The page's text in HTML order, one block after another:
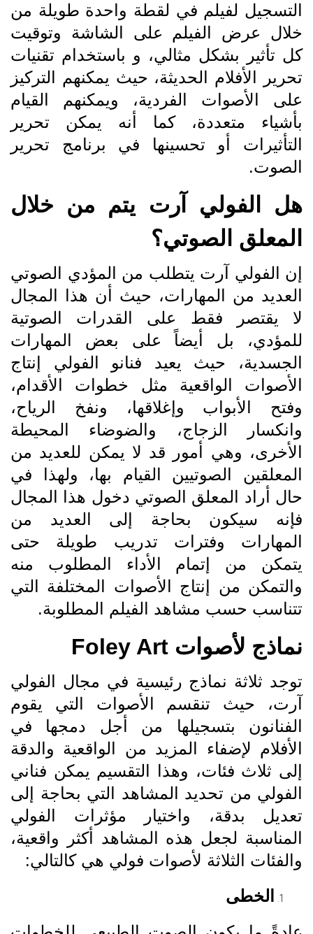
التسجيل لفيلم في لقطة واحدة طويلة من
خلال عرض الفيلم على الشاشة وتوقيت
كل تأثير بشكل مثالي، و باستخدام تقنيات
تحرير الأفلام الحديثة، حيث يمكنهم التركيز
على الأصوات الفردية، ويمكنهم القيام
بأشياء متعددة، كما أنه يمكن تحرير
التأثيرات أو تحسينها في برنامج تحرير
الصوت.
هل الفولي آرت يتم من خلال
المعلق الصوتي؟
إن الفولي آرت يتطلب من المؤدي الصوتي
العديد من المهارات، حيث أن هذا المجال
لا يقتصر فقط على القدرات الصوتية
للمؤدي، بل أيضاً على بعض المهارات
الجسدية، حيث يعيد فنانو الفولي إنتاج
الأصوات الواقعية مثل خطوات الأقدام،
وفتح الأبواب وإغلاقها، ونفخ الرياح،
وانكسار الزجاج، والضوضاء المحيطة
الأخرى، وهي أمور قد لا يمكن للعديد من
المعلقين الصوتيين القيام بها، ولهذا في
حال أراد المعلق الصوتي دخول هذا المجال
فإنه سيكون بحاجة إلى العديد من
المهارات وفترات تدريب طويلة حتى
يتمكن من إتمام الأداء المطلوب منه
والتمكن من إنتاج الأصوات المختلفة التي
تتناسب حسب مشاهد الفيلم المطلوبة.
نماذج لأصوات Foley Art
توجد ثلاثة نماذج رئيسية في مجال الفولي
آرت، حيث تنقسم الأصوات التي يقوم
الفنانون بتسجيلها من أجل دمجها في
الأفلام لإضفاء المزيد من الواقعية والدقة
إلى ثلاث فئات، وهذا التقسيم يمكن فناني
الفولي من تحديد المشاهد التي بحاجة إلى
تعديل بدقة، واختيار مؤثرات الفولي
المناسبة لجعل هذه المشاهد أكثر واقعية،
والفئات الثلاثة لأصوات فولي هي كالتالي:
الخطى